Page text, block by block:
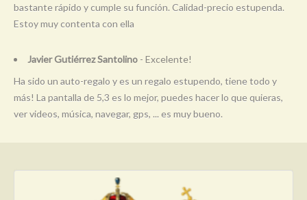
bastante rápido y cumple su función. Calidad-precio estupenda.
Estoy muy contenta con ella
Javier Gutiérrez Santolino - Excelente!
Ha sido un auto-regalo y es un regalo estupendo, tiene todo y
más! La pantalla de 5,3 es lo mejor, puedes hacer lo que quieras,
ver videos, música, navegar, gps, ... es muy bueno.